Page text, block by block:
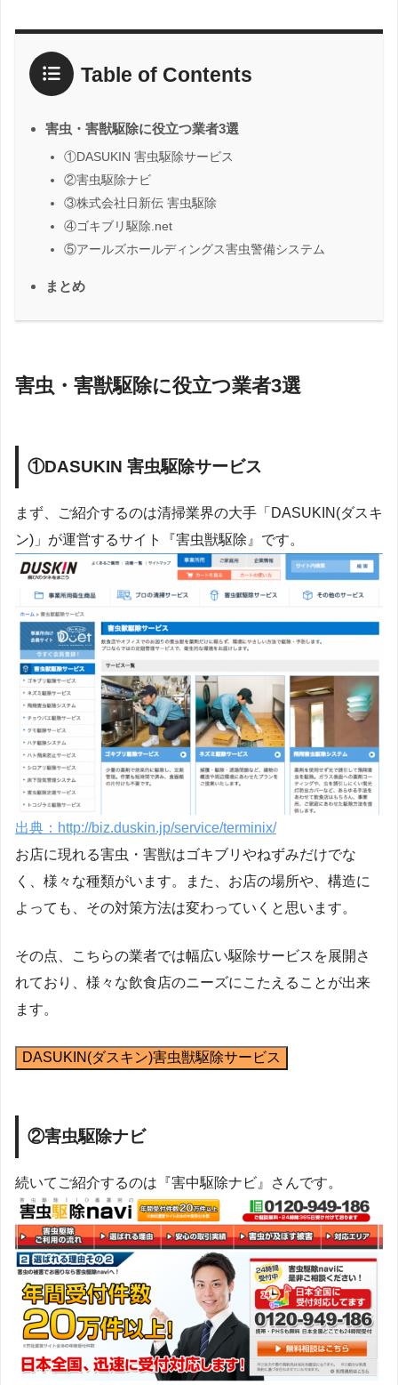
Table of Contents
害虫・害獣駆除に役立つ業者3選
①DASUKIN 害虫駆除サービス
②害虫駆除ナビ
③株式会社日新伝 害虫駆除
④ゴキブリ駆除.net
⑤アールズホールディングス害虫警備システム
まとめ
害虫・害獣駆除に役立つ業者3選
①DASUKIN 害虫駆除サービス
まず、ご紹介するのは清掃業界の大手「DASUKIN(ダスキ
ン)」が運営するサイト『害虫獣駆除』です。
出典：http://biz.duskin.jp/service/terminix/
お店に現れる害虫・害獣はゴキブリやねずみだけでな
く、様々な種類がいます。また、お店の場所や、構造に
よっても、その対策方法は変わっていくと思います。
その点、こちらの業者では幅広い駆除サービスを展開さ
れており、様々な飲食店のニーズにこたえることが出来
ます。
DASUKIN(ダスキン)害虫獣駆除サービス
②害虫駆除ナビ
続いてご紹介するのは『害中駆除ナビ』さんです。